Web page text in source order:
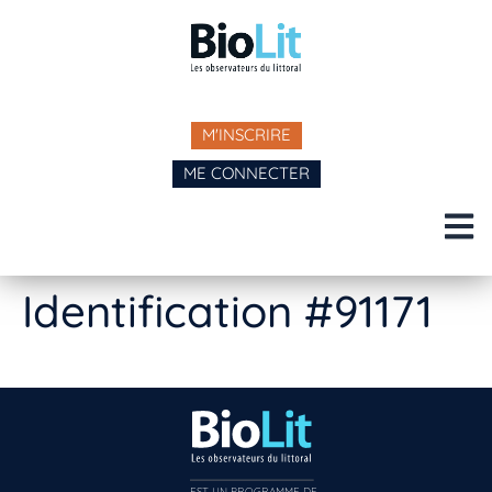
M'INSCRIRE
ME CONNECTER
Identification #91171